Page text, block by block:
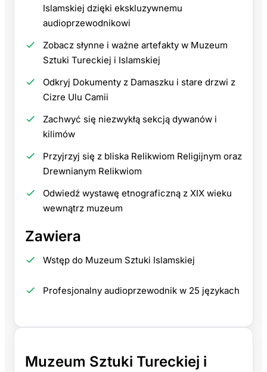
Islamskiej dzięki ekskluzywnemu
audioprzewodnikowi
Zobacz słynne i ważne artefakty w Muzeum
Sztuki Tureckiej i Islamskiej
Odkryj Dokumenty z Damaszku i stare drzwi z
Cizre Ulu Camii
Zachwyć się niezwykłą sekcją dywanów i
kilimów
Przyjrzyj się z bliska Relikwiom Religijnym oraz
Drewnianym Relikwiom
Odwiedź wystawę etnograficzną z XIX wieku
wewnątrz muzeum
Zawiera
Wstęp do Muzeum Sztuki Islamskiej
Profesjonalny audioprzewodnik w 25 językach
Muzeum Sztuki Tureckiej i